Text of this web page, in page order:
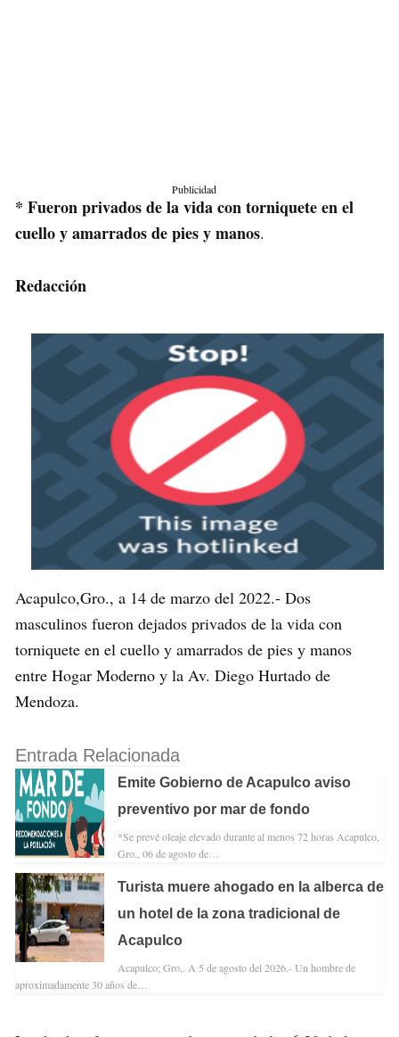
Publicidad
* Fueron privados de la vida con torniquete en el
cuello y amarrados de pies y manos.
Redacción
Acapulco,Gro., a 14 de marzo del 2022.- Dos
masculinos fueron dejados privados de la vida con
torniquete en el cuello y amarrados de pies y manos
entre Hogar Moderno y la Av. Diego Hurtado de
Mendoza.
Entrada Relacionada
Emite Gobierno de Acapulco aviso
preventivo por mar de fondo
*Se prevé oleaje elevado durante al menos 72 horas Acapulco,
Gro., 06 de agosto de…
Turista muere ahogado en la alberca de
un hotel de la zona tradicional de
Acapulco
Acapulco; Gro,. A 5 de agosto del 2026.- Un hombre de
aproximadamente 30 años de…